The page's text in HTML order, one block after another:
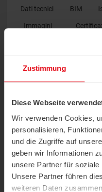
Zustimmung
Diese Webseite
Wir verwenden Cookies,
personalisieren,
und die Zugriffe auf
geben wir Informationen
unsere Partner für
Unsere Partner führen
weiteren Daten
Dati tecnici BIM
Immagini
LISTA DI